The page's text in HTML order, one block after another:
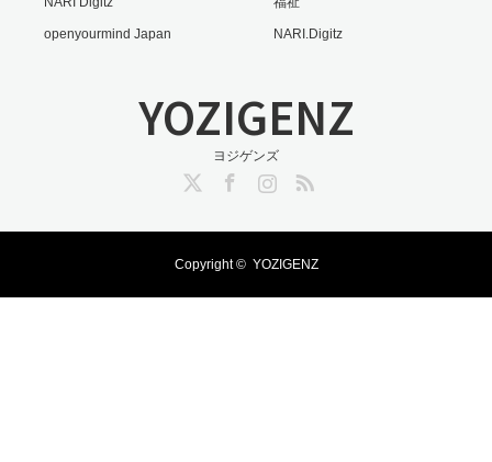
openyourmind Japan NARI.Digitz
YOZIGENZ
ヨジゲンズ
InstagramRSS
Copyright © YOZIGENZ